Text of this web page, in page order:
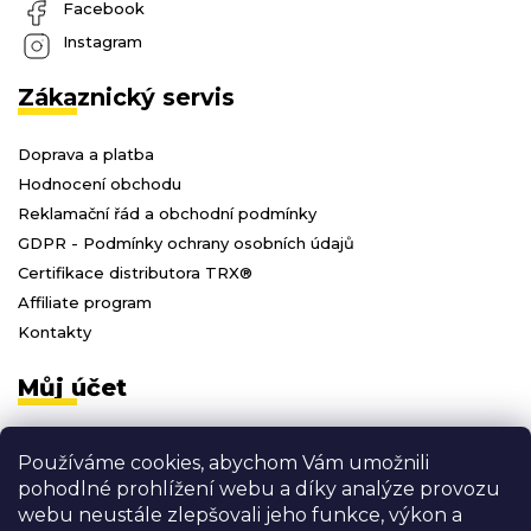
Používáme cookies, abychom Vám umožnili
pohodlné prohlížení webu a díky analýze provozu
webu neustále zlepšovali jeho funkce, výkon a
Facebook
Instagram
Zákaznický servis
Doprava a platba
Hodnocení obchodu
Reklamační řád a obchodní podmínky
GDPR - Podmínky ochrany osobních údajů
Certifikace distributora TRX®
Affiliate program
Kontakty
Můj účet
Registrace
Moje objednávky